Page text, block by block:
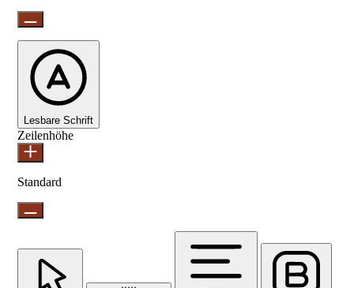
Lesbare Schrift
Zeilenhöhe
Standard